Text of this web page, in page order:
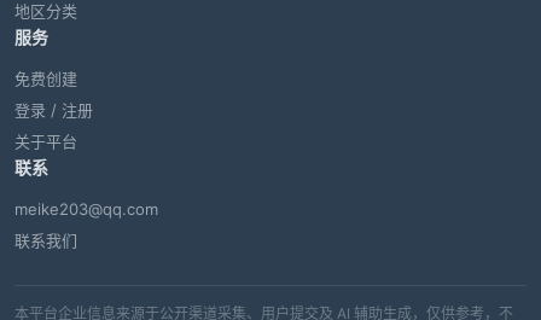
地区分类
服务
免费创建
登录 / 注册
关于平台
联系
meike203@qq.com
联系我们
本平台企业信息来源于公开渠道采集、用户提交及 AI 辅助生成，仅供参考，不